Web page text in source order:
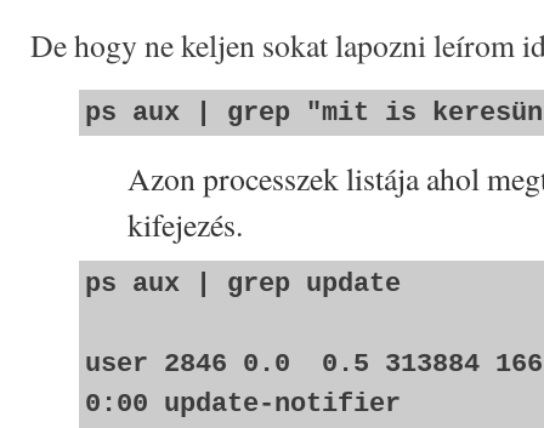
De hogy ne keljen sokat lapozni leírom
ps aux | grep "mit is
Azon processzek listája ahol
kifejezés.
ps aux | grep update
user 2846 0.0 0.5 313884
0:00 update-notifier